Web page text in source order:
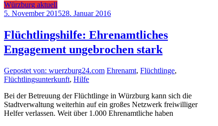
Würzburg aktuell
5. November 201528. Januar 2016
Flüchtlingshilfe: Ehrenamtliches
Engagement ungebrochen stark
Gepostet von: wuerzburg24.com Ehrenamt, Flüchtlinge,
Flüchtlingsunterkunft, Hilfe
Bei der Betreuung der Flüchtlinge in Würzburg kann sich die
Stadtverwaltung weiterhin auf ein großes Netzwerk freiwilliger
Helfer verlassen. Weit über 1.000 Ehrenamtliche haben